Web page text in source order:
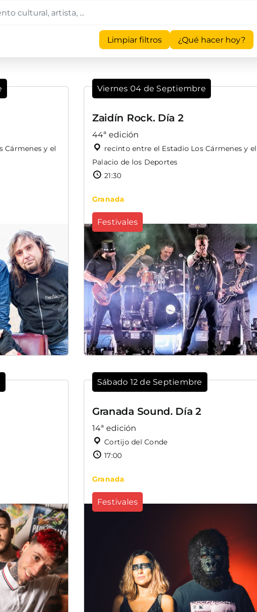
Limpiar filtros ¿Qué hacer hoy?
Cármenes y el
Viernes 04 de Septiembre
Zaidín Rock. Día 2
44ª edición
recinto entre el Estadio Los Cármenes y el
Palacio de los Deportes
21:30
Granada
Festivales
Sábado 12 de Septiembre
Granada Sound. Día 2
14ª edición
Cortijo del Conde
17:00
Granada
Festivales